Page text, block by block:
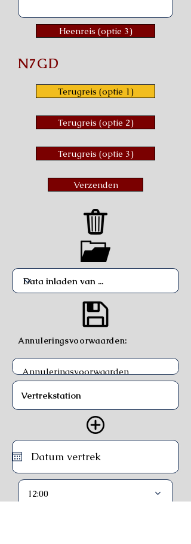
Heenreis (optie 3)
N7GD
Terugreis (optie 1)
Terugreis (optie 2)
Terugreis (optie 3)
Verzenden
Annuleringsvoorwaarden:
12:00